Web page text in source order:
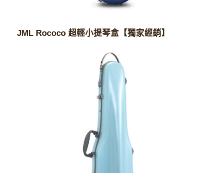
JML Rococo 超輕小提琴盒【獨家經銷】